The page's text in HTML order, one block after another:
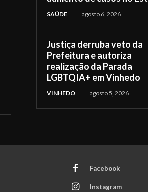
SAÚDE agosto 6, 2026
Justiça derruba veto da
Prefeitura e autoriza
realização da Parada
LGBTQIA+ em Vinhedo
VINHEDO agosto 5, 2026
Facebook
Instagram